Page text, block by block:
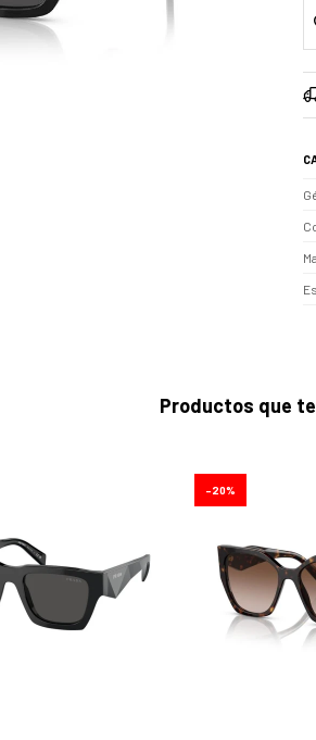
Productos que
20